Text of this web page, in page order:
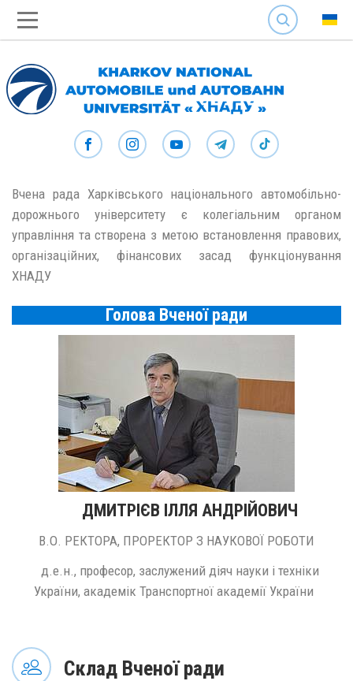
SEARCH
Вчена рада Харківського національного автомобільно-
дорожнього університету є колегіальним органом
управління та створена з метою встановлення правових,
організаційних, фінансових засад функціонування
ХНАДУ
Голова Вченої ради
ДМИТРІЄВ ІЛЛЯ АНДРІЙОВИЧ
В.О. РЕКТОРА, ПРОРЕКТОР З НАУКОВОЇ РОБОТИ
д.е.н., професор, заслужений діяч науки і техніки
України, академік Транспортної академії України
Склад Вченої ради